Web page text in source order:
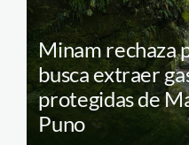
Minam rechaza
busca extraer
protegidas de
Puno